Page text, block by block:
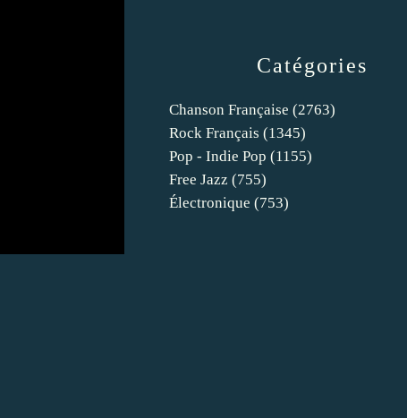
Catégories
Chanson Française (2763)
Rock Français (1345)
Pop - Indie Pop (1155)
Free Jazz (755)
Électronique (753)